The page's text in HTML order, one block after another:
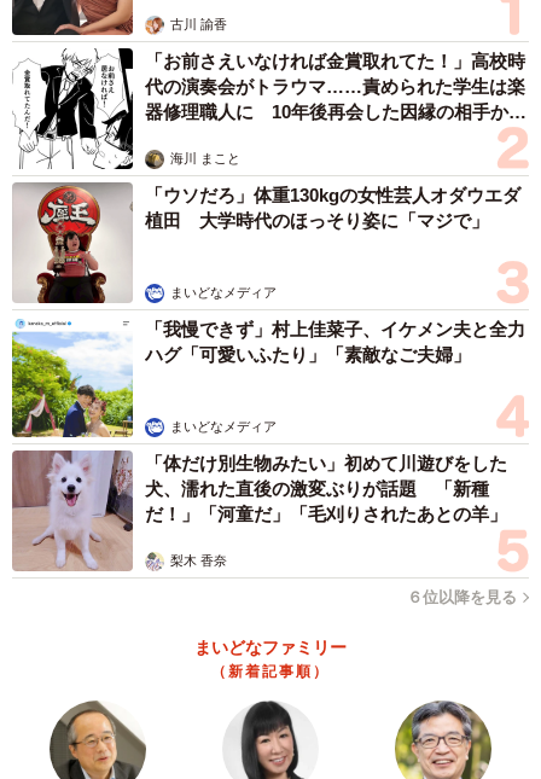
古川 諭香
「お前さえいなければ金賞取れてた！」高校時
代の演奏会がトラウマ……責められた学生は楽
器修理職人に 10年後再会した因縁の相手から
海川 まこと
「ウソだろ」体重130kgの女性芸人オダウエダ
植田 大学時代のほっそり姿に「マジで」
まいどなメディア
「我慢できず」村上佳菜子、イケメン夫と全力
ハグ「可愛いふたり」「素敵なご夫婦」
まいどなメディア
「体だけ別生物みたい」初めて川遊びをした
犬、濡れた直後の激変ぶりが話題 「新種
だ！」「河童だ」「毛刈りされたあとの羊」
梨木 香奈
６位以降を見る
まいどなファミリー
（新着記事順）